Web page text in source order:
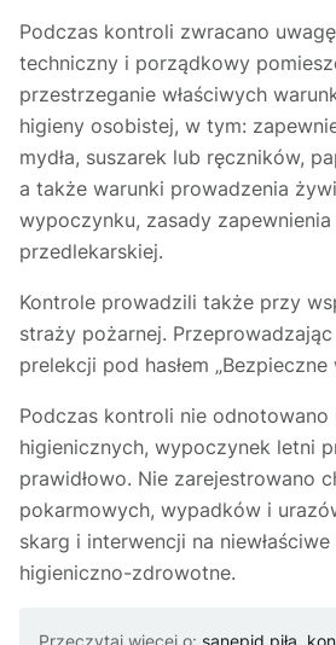
Podczas kontroli zwracano
techniczny i porządkowy
przestrzeganie właściwych
higieny osobistej, w tym:
mydła, suszarek lub ręczników,
a także warunki prowadzenia
wypoczynku, zasady
przedlekarskiej.
Kontrole prowadzili także przy
straży pożarnej. Przeprowadzając
prelekcji pod hasłem „Bezpieczne
Podczas kontroli nie odnotowano
higienicznych, wypoczynek letni
prawidłowo. Nie zarejestrowano
pokarmowych, wypadków i
skarg i interwencji na
higieniczno-zdrowotne.